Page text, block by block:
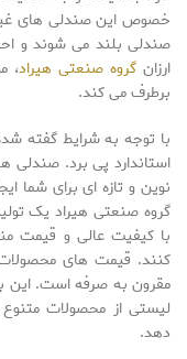
خصوص این صندلی های غیر
صندلی بلند می شوند و
ارزانگروه صنعتی هیراد،
برطرف می کند.
با توجه به شرایط گفته
استاندارد پی برد. صندلی
نوین و تازه ای برای شما
گروه صنعتی هیراد یک
با کیفیت عالی و قیمت
کنند. قیمت های
مقرون به صرفه است. این
لیستی از محصولات
دهد.